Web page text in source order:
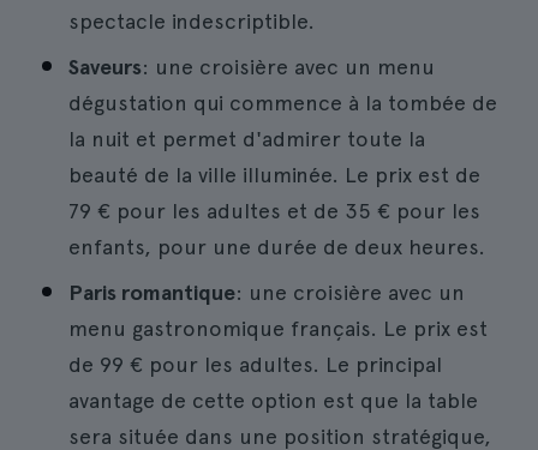
spectacle indescriptible.
Saveurs: une croisière avec un menu
dégustation qui commence à la tombée de
la nuit et permet d'admirer toute la
beauté de la ville illuminée. Le prix est de
79 € pour les adultes et de 35 € pour les
enfants, pour une durée de deux heures.
Paris romantique: une croisière avec un
menu gastronomique français. Le prix est
de 99 € pour les adultes. Le principal
avantage de cette option est que la table
sera située dans une position stratégique,